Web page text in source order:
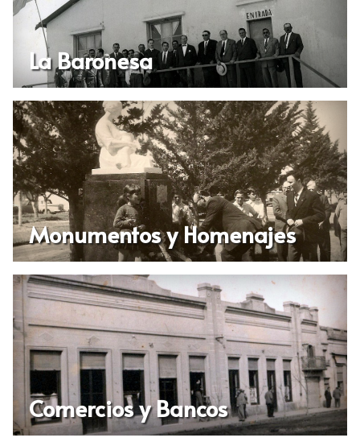
La Baronesa
Monumentos y Homenajes
Comercios y Bancos